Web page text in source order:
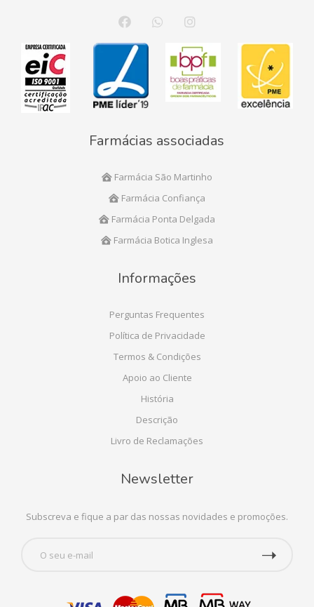
Farmácias associadas
Farmácia São Martinho
Farmácia Confiança
Farmácia Ponta Delgada
Farmácia Botica Inglesa
Informações
Perguntas Frequentes
Política de Privacidade
Termos & Condições
Apoio ao Cliente
História
Descrição
Livro de Reclamações
Newsletter
Subscreva e fique a par das nossas novidades e promoções.